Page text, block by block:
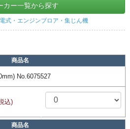
カー一覧から探す
式・エンジンブロア・集じん機
商品名
No.6075527
込)
商品名